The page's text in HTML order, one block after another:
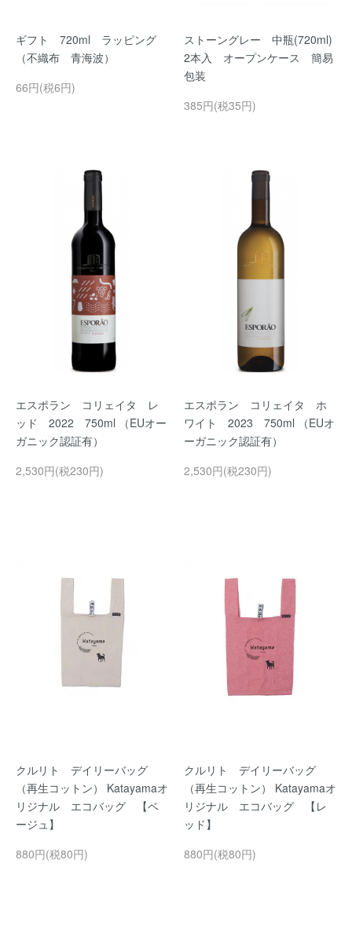
ギフト 720ml ラッピング
（不織布 青海波）
66円(税6円)
ストーングレー 中瓶(720ml)
2本入 オープンケース 簡易
包装
385円(税35円)
エスポラン コリェイタ レ
ッド 2022 750ml （EUオー
ガニック認証有）
2,530円(税230円)
エスポラン コリェイタ ホ
ワイト 2023 750ml （EUオ
ーガニック認証有）
2,530円(税230円)
クルリト デイリーバッグ
（再生コットン） Katayamaオ
リジナル エコバッグ 【ベ
ージュ】
880円(税80円)
クルリト デイリーバッグ
（再生コットン） Katayamaオ
リジナル エコバッグ 【レ
ッド】
880円(税80円)